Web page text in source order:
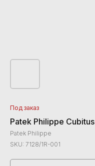
Под заказ
Patek Philippe Cubitus
Patek Philippe
SKU: 7128/1R-001